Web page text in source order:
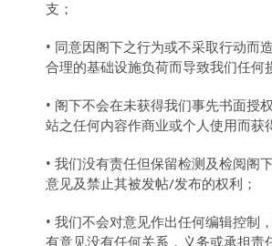
支；
• 同意因阁下之行为或不采取行动而
合理的基础设施负荷而导致我们任何
• 阁下不会在未获得我们事先书面授
站之任何内容作商业或个人使用而获
• 我们没有责任但保留检测及检阅阁
意见及禁止其被发帖/发布的权利；
• 我们不会对意见作出任何编辑控制
有意见没有任何关系，义务或承担责